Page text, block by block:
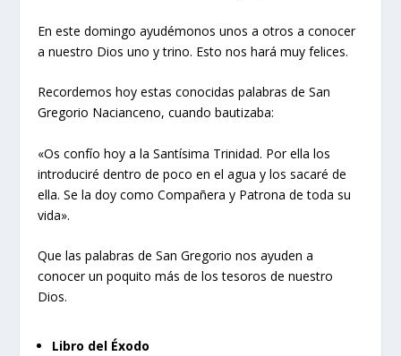
En este domingo ayudémonos unos a otros a conocer
a nuestro Dios uno y trino. Esto nos hará muy felices.
Recordemos hoy estas conocidas palabras de San
Gregorio Nacianceno, cuando bautizaba:
«Os confío hoy a la Santísima Trinidad. Por ella los
introduciré dentro de poco en el agua y los sacaré de
ella. Se la doy como Compañera y Patrona de toda su
vida».
Que las palabras de San Gregorio nos ayuden a
conocer un poquito más de los tesoros de nuestro
Dios.
Libro del Éxodo